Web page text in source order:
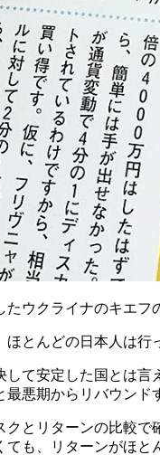
ウクライナのキエフ
ほとんどの日本人は行
して安定した国とは
最悪期からリバウンド
クとリターンの比較
ても、リターンがほ